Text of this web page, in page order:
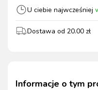
U ciebie najwcześniej
Dostawa od 20.00 zł
Informacje o tym